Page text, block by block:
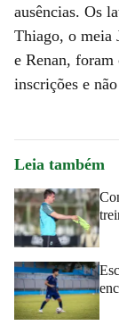
ausências. Os
Thiago, o meia
e Renan,
inscrições e
Leia também